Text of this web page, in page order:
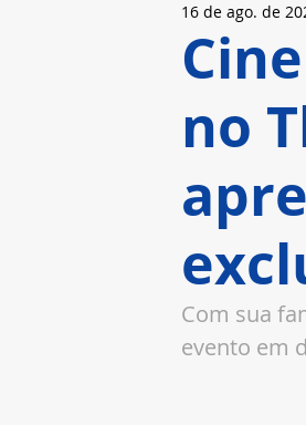
no
16 de ago. de
Com sua
evento em